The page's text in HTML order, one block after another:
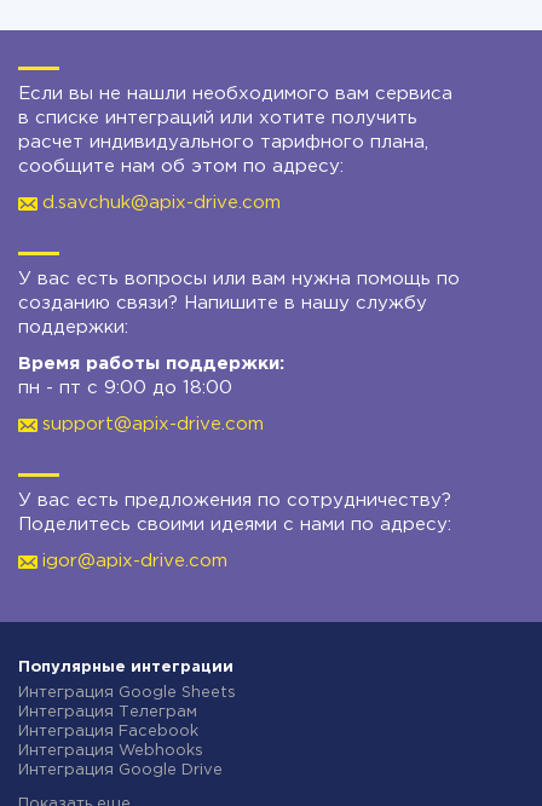
Если вы не нашли необходимого вам сервиса
в списке интеграций или хотите получить
расчет индивидуального тарифного плана,
сообщите нам об этом по адресу:
d.savchuk@apix-drive.com
У вас есть вопросы или вам нужна помощь по
созданию связи? Напишите в нашу службу
поддержки:
Время работы поддержки:
пн - пт с 9:00 до 18:00
support@apix-drive.com
У вас есть предложения по сотрудничеству?
Поделитесь своими идеями с нами по адресу:
igor@apix-drive.com
Популярные интеграции
Интеграция Google Sheets
Интеграция Телеграм
Интеграция Facebook
Интеграция Webhooks
Интеграция Google Drive